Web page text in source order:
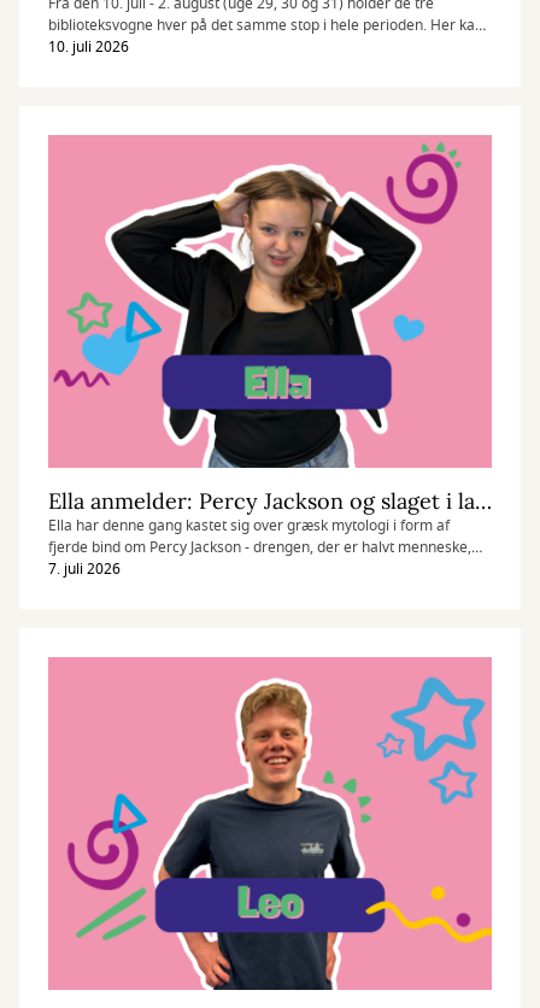
biblioteksvogne hver på det samme stop i hele perioden. Her kan
du se hvor, og hvad det betyder for dig.
10. juli 2026
Ella anmelder: Percy Jackson og slaget i labyrinten
Ella har denne gang kastet sig over græsk mytologi i form af
fjerde bind om Percy Jackson - drengen, der er halvt menneske,
halvt gud. Og vi forstår til fulde Ellas begejstring, det er virkelig en
7. juli 2026